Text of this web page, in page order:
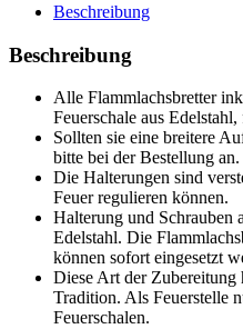
Beschreibung
Beschreibung
Alle Flammlachsbretter
Feuerschale aus
Sollten sie eine breitere
bitte bei der Bestellung an.
Die Halterungen sind
Feuer regulieren können.
Halterung und Schrauben
Edelstahl. Die
können sofort eingesetzt
Diese Art der Zubereitung
Tradition. Als Feuerstelle
Feuerschalen.